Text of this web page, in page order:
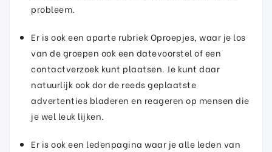
probleem.
Er is ook een aparte rubriek Oproepjes, waar je los
van de groepen ook een datevoorstel of een
contactverzoek kunt plaatsen. Je kunt daar
natuurlijk ook dor de reeds geplaatste
advertenties bladeren en reageren op mensen die
je wel leuk lijken.
Er is ook een ledenpagina waar je alle leden van